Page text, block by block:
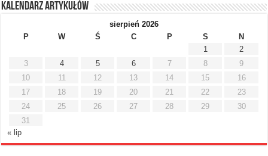
Kalendarz artykułów
sierpień 2026
P
W Ś C P S
N
1
2
3
4 5 6 7 8
9
10
11 12 13 14 15
16
17
18 19 20 21 22
23
24
25 26 27 28 29
30
31
« lip